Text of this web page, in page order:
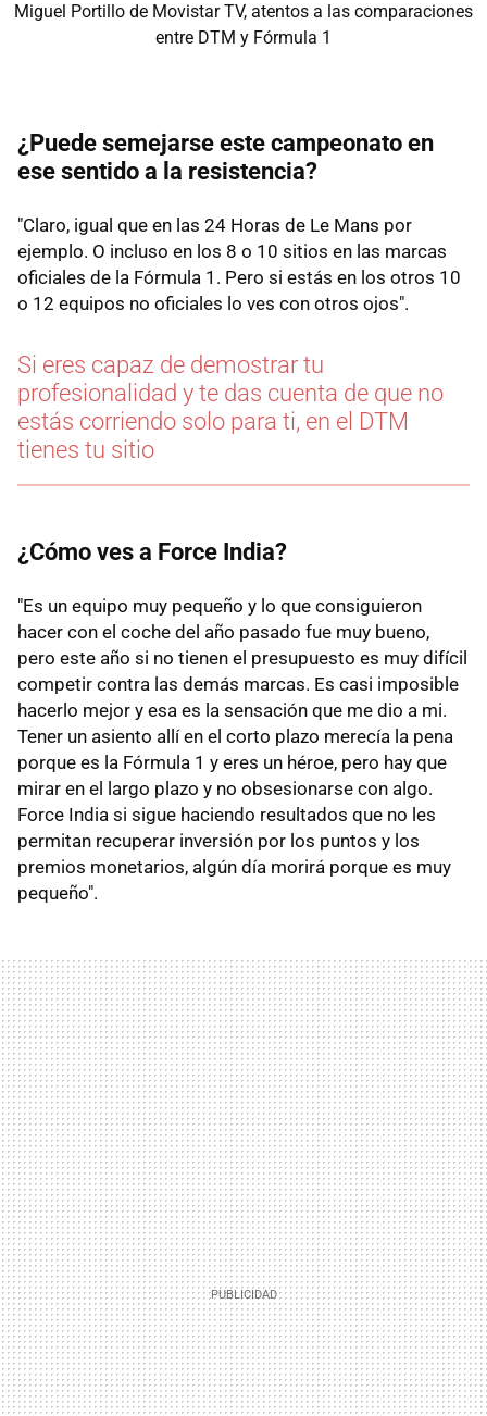
Miguel Portillo de Movistar TV, atentos a las comparaciones
entre DTM y Fórmula 1
¿Puede semejarse este campeonato en
ese sentido a la resistencia?
"Claro, igual que en las 24 Horas de Le Mans por
ejemplo. O incluso en los 8 o 10 sitios en las marcas
oficiales de la Fórmula 1. Pero si estás en los otros 10
o 12 equipos no oficiales lo ves con otros ojos".
Si eres capaz de demostrar tu
profesionalidad y te das cuenta de que no
estás corriendo solo para ti, en el DTM
tienes tu sitio
¿Cómo ves a Force India?
"Es un equipo muy pequeño y lo que consiguieron
hacer con el coche del año pasado fue muy bueno,
pero este año si no tienen el presupuesto es muy difícil
competir contra las demás marcas. Es casi imposible
hacerlo mejor y esa es la sensación que me dio a mi.
Tener un asiento allí en el corto plazo merecía la pena
porque es la Fórmula 1 y eres un héroe, pero hay que
mirar en el largo plazo y no obsesionarse con algo.
Force India si sigue haciendo resultados que no les
permitan recuperar inversión por los puntos y los
premios monetarios, algún día morirá porque es muy
pequeño".